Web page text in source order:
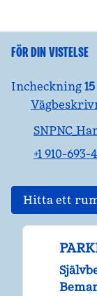
FÖR DIN VISTELSE
Incheckning 15
Öppnar ny flik
+1 910-693-
Hitta ett